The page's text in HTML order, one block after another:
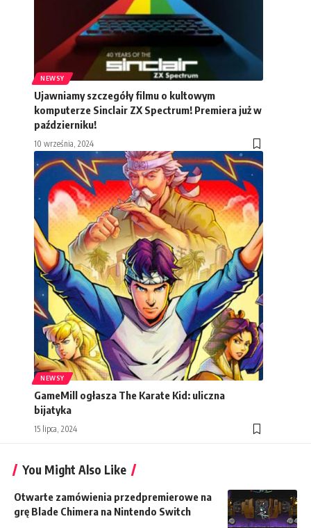
NEWSY
Ujawniamy szczegóły filmu o kultowym
komputerze Sinclair ZX Spectrum! Premiera już w
październiku!
10 września, 2024
NEWSY
GameMill ogłasza The Karate Kid: uliczna
bijatyka
15 lipca, 2024
You Might Also Like
Otwarte zamówienia przedpremierowe na
grę Blade Chimera na Nintendo Switch